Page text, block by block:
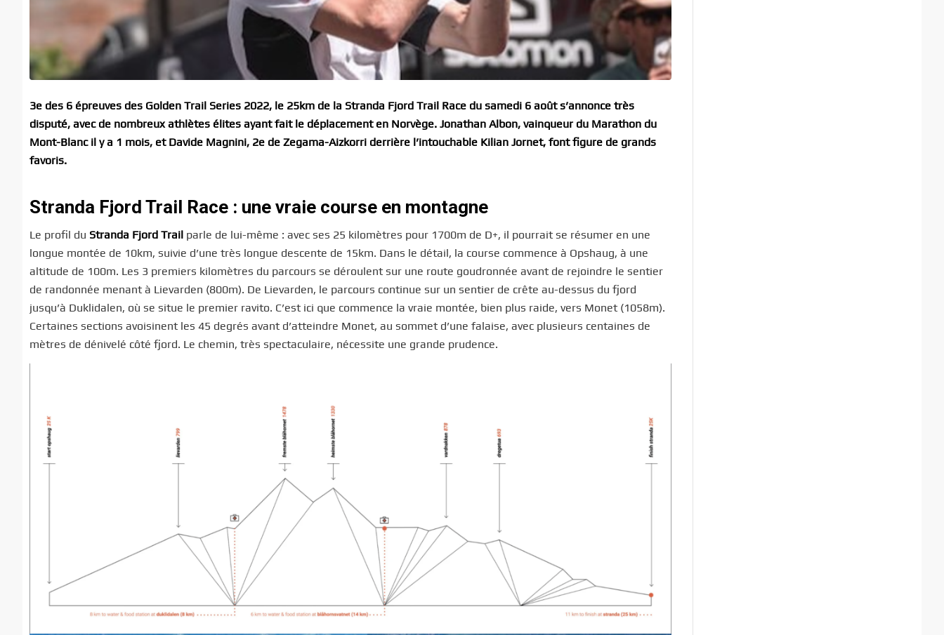
3e des 6 épreuves des Golden Trail Series 2022, le 25km de la Stranda Fjord Trail Race du samedi 6 août s’annonce très
disputé, avec de nombreux athlètes élites ayant fait le déplacement en Norvège. Jonathan Albon, vainqueur du Marathon du
Mont-Blanc il y a 1 mois, et Davide Magnini, 2e de Zegama-Aizkorri derrière l’intouchable Kilian Jornet, font figure de grands
favoris.
Stranda Fjord Trail Race : une vraie course en montagne
Le profil du Stranda Fjord Trail parle de lui-même : avec ses 25 kilomètres pour 1700m de D+, il pourrait se résumer en une
longue montée de 10km, suivie d’une très longue descente de 15km. Dans le détail, la course commence à Opshaug, à une
altitude de 100m. Les 3 premiers kilomètres du parcours se déroulent sur une route goudronnée avant de rejoindre le sentier
de randonnée menant à Lievarden (800m). De Lievarden, le parcours continue sur un sentier de crête au-dessus du fjord
jusqu’à Duklidalen, où se situe le premier ravito. C’est ici que commence la vraie montée, bien plus raide, vers Monet (1058m).
Certaines sections avoisinent les 45 degrés avant d’atteindre Monet, au sommet d’une falaise, avec plusieurs centaines de
mètres de dénivelé côté fjord. Le chemin, très spectaculaire, nécessite une grande prudence.